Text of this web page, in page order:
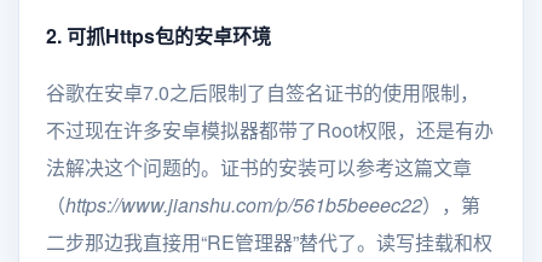
2. 可抓Https包的安卓环境
谷歌在安卓7.0之后限制了自签名证书的使用限制，
不过现在许多安卓模拟器都带了Root权限，还是有办
法解决这个问题的。证书的安装可以参考这篇文章
（https://www.jianshu.com/p/561b5beeec22），第
二步那边我直接用“RE管理器”替代了。读写挂载和权